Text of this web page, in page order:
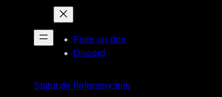
Faire un don
Discord
Statut de l’infrastructure